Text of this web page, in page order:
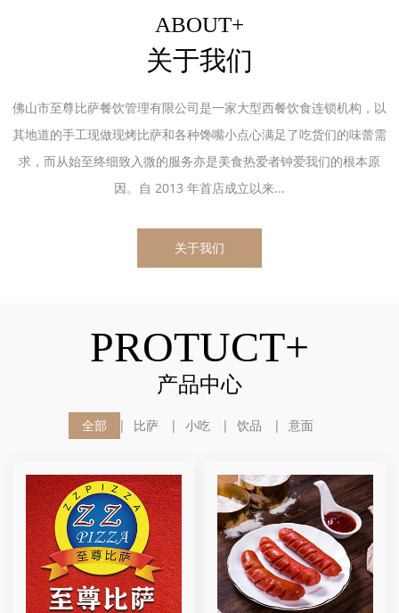
ABOUT+
关于我们
佛山市至尊比萨餐饮管理有限公司是一家大型西餐饮食连锁机构，以
其地道的手工现做现烤比萨和各种馋嘴小点心满足了吃货们的味蕾需
求，而从始至终细致入微的服务亦是美食热爱者钟爱我们的根本原
因。自 2013 年首店成立以来...
关于我们
PROTUCT+
产品中心
全部 比萨 小吃 饮品 意面